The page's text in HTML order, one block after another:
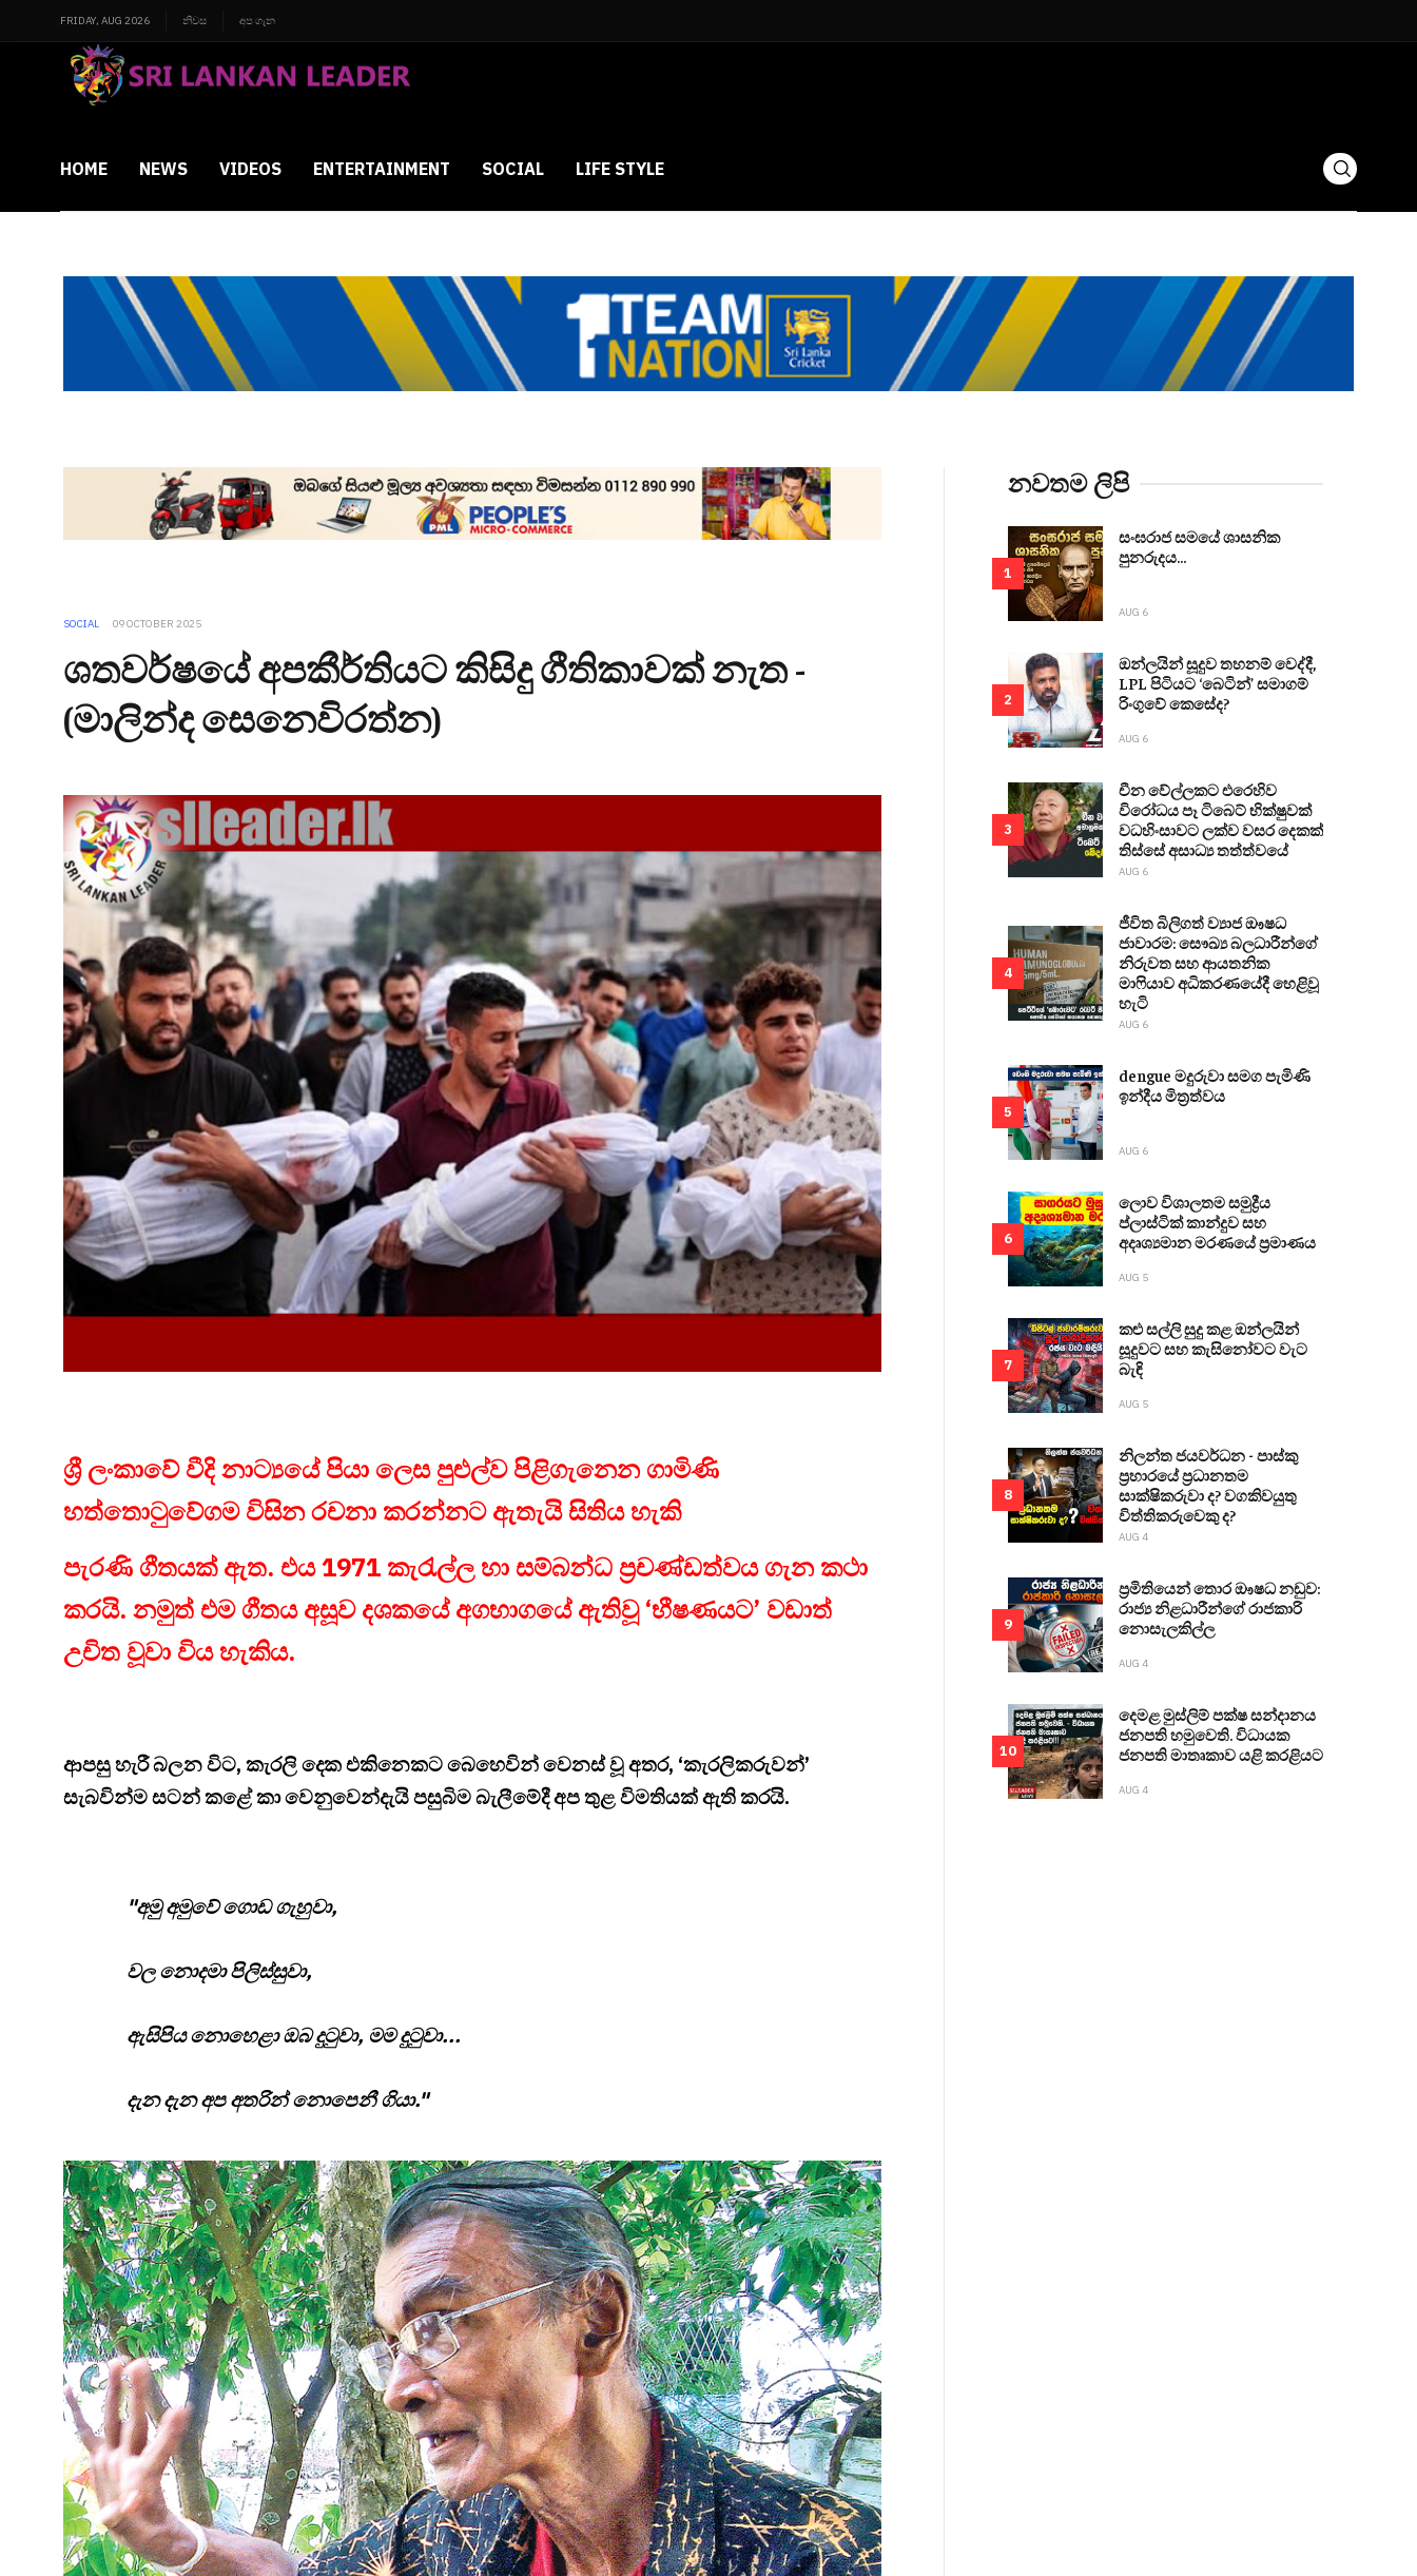
FRIDAY, AUG 2026 නිවස අප ගැන
HOME NEWS VIDEOS ENTERTAINMENT SOCIAL LIFE STYLE
SOCIAL 09 OCTOBER 2025
ශතවර්ෂයේ අපකීර්තියට කිසිදු ගීතිකාවක් නැත -
(මාලින්ද සෙනෙවිරත්න)
ශ්‍රී ලංකාවේ වීදි නාට්‍යයේ පියා ලෙස පුළුල්ව පිළිගැනෙන ගාමිණි
හත්තොටුවේගම විසින රචනා කරන්නට ඇතැයි සිතිය හැකි
පැරණි ගීතයක් ඇත. එය 1971 කැරැල්ල හා සම්බන්ධ ප්‍රචණ්ඩත්වය ගැන කථා
කරයි. නමුත් එම ගීතය අසූව දශකයේ අගභාගයේ ඇතිවූ ‘භීෂණයට’ වඩාත්
උචිත වූවා විය හැකිය.
ආපසු හැරී බලන විට, කැරලි දෙක එකිනෙකට බෙහෙවින් වෙනස් වූ අතර, ‘කැරලිකරුවන්’
සැබවින්ම සටන් කළේ කා වෙනුවෙන්දැයි පසුබිම බැලීමේදී අප තුළ විමතියක් ඇති කරයි.
"අමු අමුවේ ගොඩ ගැහුවා,
වල නොදමා පිලිස්සුවා,
ඇසිපිය නොහෙළා ඔබ දුටුවා, මම දුටුවා...
දැන දැන අප අතරින් නොපෙනී ගියා."
නවතම ලිපි
1
සංඝරාජ සමයේ ශාසනික
පුනරුදය...
AUG 6
2
ඔන්ලයින් සූදුව තහනම් වෙද්දී,
LPL පිටියට ‘බෙටින්’ සමාගම්
රිංගුවේ කෙසේද?
AUG 6
3
චීන වේල්ලකට එරෙහිව
විරෝධය පෑ ටිබෙට් භික්ෂුවක්
වධහිංසාවට ලක්ව වසර දෙකක්
තිස්සේ අසාධ්‍ය තත්ත්වයේ
AUG 6
4
ජීවිත බිලිගත් ව්‍යාජ ඖෂධ
ජාවාරම: සෞඛ්‍ය බලධාරීන්ගේ
නිරුවත සහ ආයතනික
මාෆියාව අධිකරණයේදී හෙළිවූ
හැටි
AUG 6
5
dengue මදුරුවා සමග පැමිණි
ඉන්දීය මිත්‍රත්වය
AUG 6
6
ලොව විශාලතම සමුද්‍රීය
ප්ලාස්ටික් කාන්දුව සහ
අදෘශ්‍යමාන මරණයේ ප්‍රමාණය
AUG 5
7
කළු සල්ලි සුදු කළ ඔන්ලයින්
සූදුවට සහ කැසිනෝවට වැට
බැඳි
AUG 5
8
නිලන්ත ජයවර්ධන - පාස්කු
ප්‍රහාරයේ ප්‍රධානතම
සාක්ෂිකරුවා ද? වගකිවයුතු
විත්තිකරුවෙකු ද?
AUG 4
9
ප්‍රමිතියෙන් තොර ඖෂධ නඩුව:
රාජ්‍ය නිළධාරීන්ගේ රාජකාරි
නොසැලකිල්ල
AUG 4
10
දෙමළ මුස්ලිම් පක්ෂ සන්දානය
ජනපති හමුවෙති. විධායක
ජනපති මාතෘකාව යළි කරළියට
AUG 4